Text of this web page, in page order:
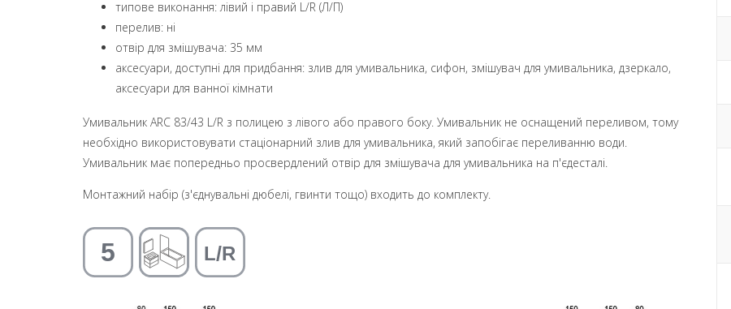
типове виконання: лівий і правий L/R (Л/П)
перелив: ні
oтвір для змішувача: 35 мм
аксесуари, доступні для придбання: злив для умивальника, сифон, змішувач для умивальника, дзеркало,
аксесуари для ванної кімнати
Умивальник ARC 83/43 L/R з полицею з лівого або правого боку. Умивальник не оснащений переливом, тому
необхідно використовувати стаціонарний злив для умивальника, який запобігає переливанню води.
Умивальник має попередньо просвердлений отвір для змішувача для умивальника на п'єдесталі.
Монтажний набір (з'єднувальні дюбелі, гвинти тощо) входить до комплекту.